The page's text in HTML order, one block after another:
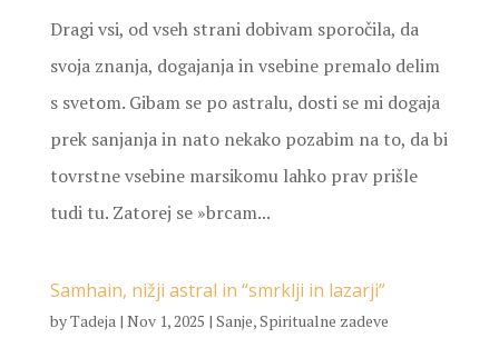
Dragi vsi, od vseh strani dobivam sporočila, da
svoja znanja, dogajanja in vsebine premalo delim
s svetom. Gibam se po astralu, dosti se mi dogaja
prek sanjanja in nato nekako pozabim na to, da bi
tovrstne vsebine marsikomu lahko prav prišle
tudi tu. Zatorej se »brcam...
Samhain, nižji astral in “smrklji in lazarji”
byTadeja| Nov 1, 2025 | Sanje,Spiritualne zadeve